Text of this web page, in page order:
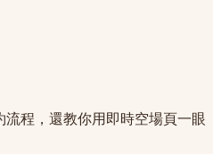
程，還教你用即時空場頁一眼